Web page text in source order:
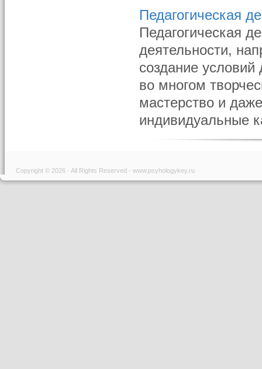
Педагогическая
Педагогическая
деятельности,
создание условий
во многом
мастерство и
индивидуальные
Copyright © 2026 - All Rights Reserved - www.psyhologykey.ru